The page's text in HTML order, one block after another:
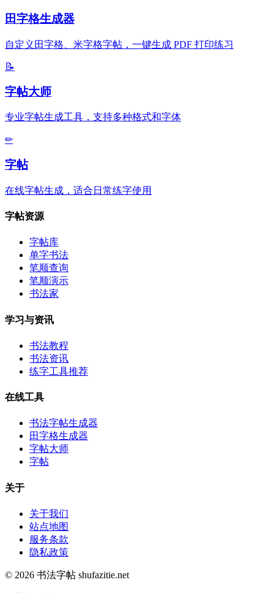
田字格生成器
自定义田字格、米字格字帖，一键生成 PDF 打印练习
📝
字帖大师
专业字帖生成工具，支持多种格式和字体
✏
字帖
在线字帖生成，适合日常练字使用
字帖资源
字帖库
单字书法
笔顺查询
笔顺演示
书法家
学习与资讯
书法教程
书法资讯
练字工具推荐
在线工具
书法字帖生成器
田字格生成器
字帖大师
字帖
关于
关于我们
站点地图
服务条款
隐私政策
© 2026 书法字帖 shufazitie.net